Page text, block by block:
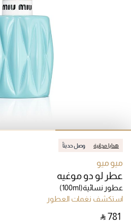
هدايا مجانية وصل حديثاً
ميو ميو
عطر لو دو موغيه
عطور نسائية(100ml)
استكشف نغمات العطور
‎ ⃁ ⁦781⁩ ‎